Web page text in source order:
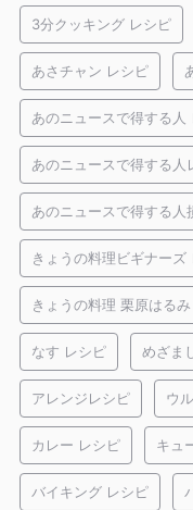
3分クッキング レシピ
あさチャン レシピ
あのニュースで得する人
あのニュースで得する人
あのニュースで得する人
きょうの料理ビギナーズ
きょうの料理 栗原はるみ
なす レシピ めざま
アレンジレシピ ウ
カレー レシピ キュ
バイキング レシピ